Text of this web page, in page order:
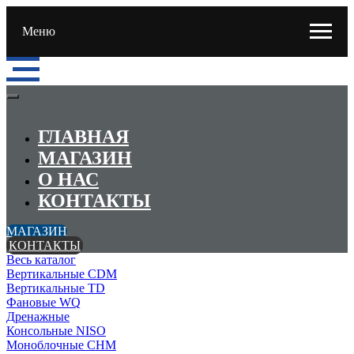
Меню
ГЛАВНАЯ
МАГАЗИН
О НАС
КОНТАКТЫ
МАГАЗИН
КОНТАКТЫ
Весь каталог
Вертикальные CDM
Вертикальные TD
Фановые WQ
Дренажные
Консольные NISO
Моноблочные CHМ